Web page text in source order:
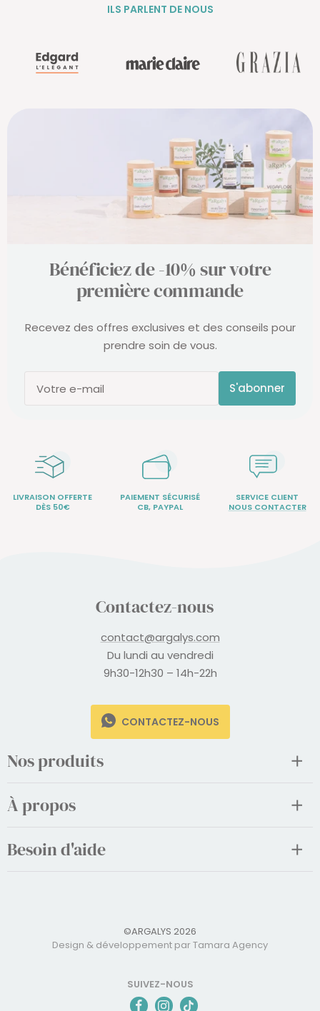
ILS PARLENT DE NOUS
Bénéficiez de -10% sur votre
première commande
Recevez des offres exclusives et des conseils pour
prendre soin de vous.
Votre e-mail S'abonner
LIVRAISON OFFERTE
DÈS 50€
PAIEMENT SÉCURISÉ
CB, PAYPAL
SERVICE CLIENT
NOUS CONTACTER
Contactez-nous
contact@argalys.com
Du lundi au vendredi
9h30-12h30 – 14h-22h
CONTACTEZ-NOUS
Nos produits
À propos
Besoin d'aide
©ARGALYS 2026
Design & développement par Tamara Agency
SUIVEZ-NOUS